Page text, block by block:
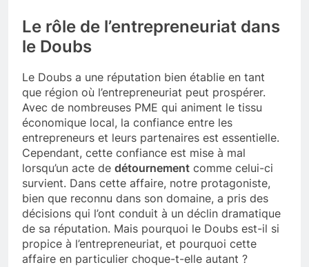
Le rôle de l’entrepreneuriat dans
le Doubs
Le Doubs a une réputation bien établie en tant
que région où l’entrepreneuriat peut prospérer.
Avec de nombreuses PME qui animent le tissu
économique local, la confiance entre les
entrepreneurs et leurs partenaires est essentielle.
Cependant, cette confiance est mise à mal
lorsqu’un acte de détournement comme celui-ci
survient. Dans cette affaire, notre protagoniste,
bien que reconnu dans son domaine, a pris des
décisions qui l’ont conduit à un déclin dramatique
de sa réputation. Mais pourquoi le Doubs est-il si
propice à l’entrepreneuriat, et pourquoi cette
affaire en particulier choque-t-elle autant ?